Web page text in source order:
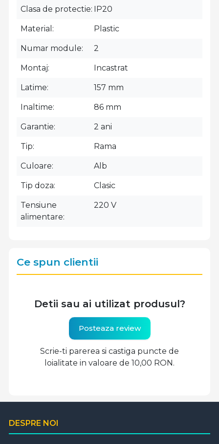
Clasa de protectie IP20
Material Plastic
Numar module 2
Montaj Incastrat
Latime 157 mm
Inaltime 86 mm
Garantie 2 ani
Tip Rama
Culoare Alb
Tip doza Clasic
Tensiune
alimentare
220 V
Ce spun clientii
Detii sau ai utilizat produsul?
Posteaza review
Scrie-ti parerea si castiga puncte de
loialitate in valoare de 10,00 RON.
DESPRE NOI